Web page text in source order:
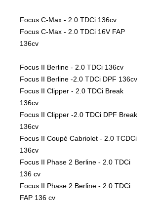
Focus C-Max - 2.0 TDCi 136cv
Focus C-Max - 2.0 TDCi 16V FAP
136cv
Focus II Berline - 2.0 TDCi 136cv
Focus II Berline -2.0 TDCi DPF 136cv
Focus II Clipper - 2.0 TDCi Break
136cv
Focus II Clipper -2.0 TDCi DPF Break
136cv
Focus II Coupé Cabriolet - 2.0 TCDCi
136cv
Focus II Phase 2 Berline - 2.0 TDCi
136 cv
Focus II Phase 2 Berline - 2.0 TDCi
FAP 136 cv